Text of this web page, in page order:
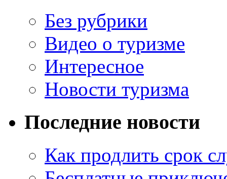
Без рубрики
Видео о туризме
Интересное
Новости туризма
Последние новости
Как продлить срок